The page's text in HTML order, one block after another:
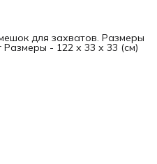
для захватов. Размеры
Размеры - 122 х 33 х 33 (см)